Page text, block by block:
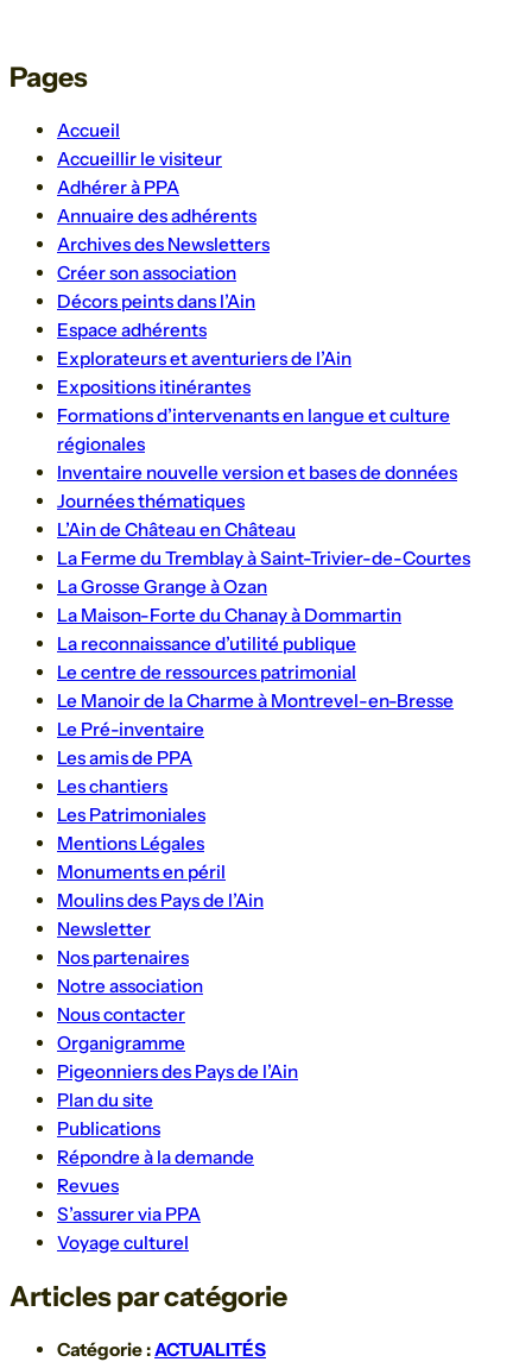
Pages
Accueil
Accueillir le visiteur
Adhérer à PPA
Annuaire des adhérents
Archives des Newsletters
Créer son association
Décors peints dans l’Ain
Espace adhérents
Explorateurs et aventuriers de l’Ain
Expositions itinérantes
Formations d’intervenants en langue et culture
régionales
Inventaire nouvelle version et bases de données
Journées thématiques
L’Ain de Château en Château
La Ferme du Tremblay à Saint-Trivier-de-Courtes
La Grosse Grange à Ozan
La Maison-Forte du Chanay à Dommartin
La reconnaissance d’utilité publique
Le centre de ressources patrimonial
Le Manoir de la Charme à Montrevel-en-Bresse
Le Pré-inventaire
Les amis de PPA
Les chantiers
Les Patrimoniales
Mentions Légales
Monuments en péril
Moulins des Pays de l’Ain
Newsletter
Nos partenaires
Notre association
Nous contacter
Organigramme
Pigeonniers des Pays de l’Ain
Plan du site
Publications
Répondre à la demande
Revues
S’assurer via PPA
Voyage culturel
Articles par catégorie
Catégorie :ACTUALITÉS